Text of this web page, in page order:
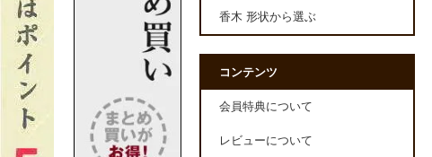
香木 形状から選ぶ
コンテンツ
会員特典について
レビューについて